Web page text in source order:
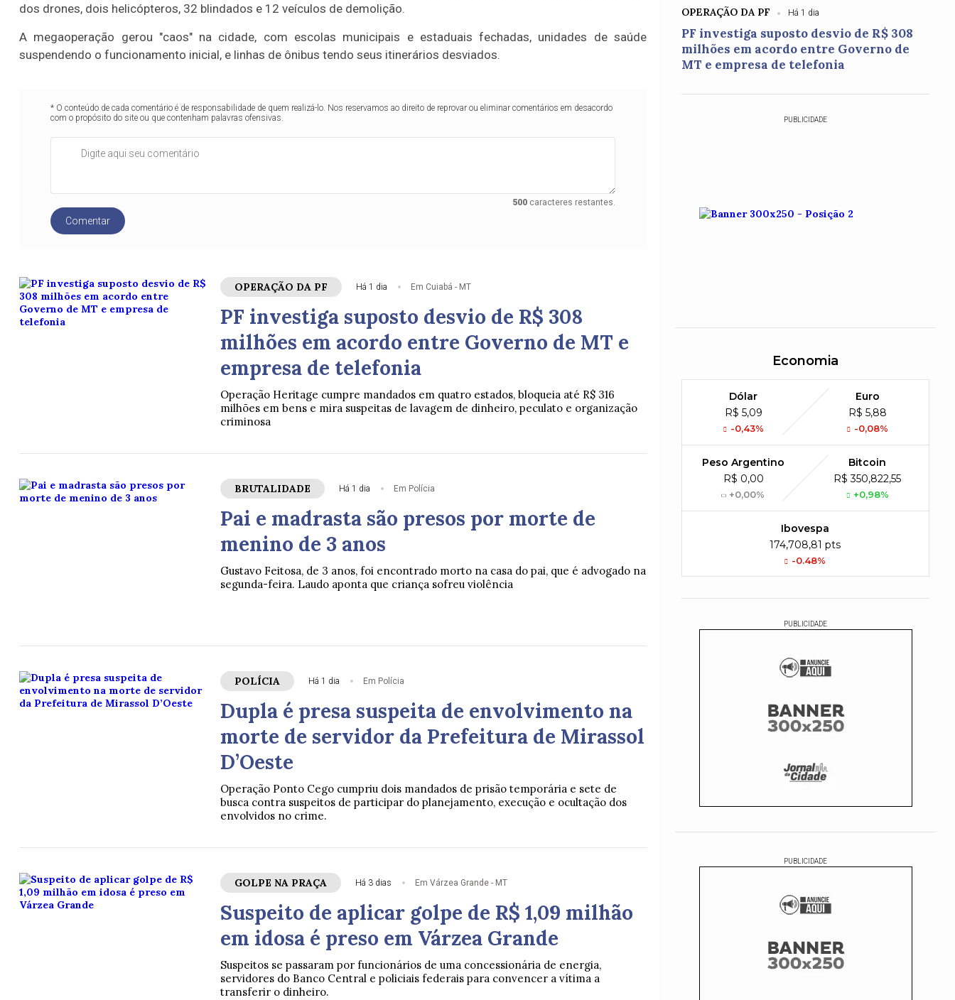
dos drones, dois helicópteros, 32 blindados e 12 veículos de demolição.
A megaoperação gerou "caos" na cidade, com escolas municipais e estaduais fechadas, unidades de saúde
suspendendo o funcionamento inicial, e linhas de ônibus tendo seus itinerários desviados.
* O conteúdo de cada comentário é de responsabilidade de quem realizá-lo. Nos reservamos ao direito de reprovar ou eliminar comentários em desacordo
com o propósito do site ou que contenham palavras ofensivas.
500caracteres restantes.
Comentar
OPERAÇÃO DA PF Há 1 dia Em Cuiabá - MT
PF investiga suposto desvio de R$ 308
milhões em acordo entre Governo de MT e
empresa de telefonia
Operação Heritage cumpre mandados em quatro estados, bloqueia até R$ 316
milhões em bens e mira suspeitas de lavagem de dinheiro, peculato e organização
criminosa
BRUTALIDADE Há 1 dia Em Polícia
Pai e madrasta são presos por morte de
menino de 3 anos
Gustavo Feitosa, de 3 anos, foi encontrado morto na casa do pai, que é advogado na
segunda-feira. Laudo aponta que criança sofreu violência
POLÍCIA Há 1 dia Em Polícia
Dupla é presa suspeita de envolvimento na
morte de servidor da Prefeitura de Mirassol
D’Oeste
Operação Ponto Cego cumpriu dois mandados de prisão temporária e sete de
busca contra suspeitos de participar do planejamento, execução e ocultação dos
envolvidos no crime.
GOLPE NA PRAÇA Há 3 dias Em Várzea Grande - MT
Suspeito de aplicar golpe de R$ 1,09 milhão
em idosa é preso em Várzea Grande
Suspeitos se passaram por funcionários de uma concessionária de energia,
servidores do Banco Central e policiais federais para convencer a vítima a
transferir o dinheiro.
OPERAÇÃO DA PF Há 1 dia
PF investiga suposto desvio de R$ 308
milhões em acordo entre Governo de
MT e empresa de telefonia
PUBLICIDADE
Economia
Dólar
R$ 5,09
-0,43%
Euro
R$ 5,88
-0,08%
Peso Argentino
R$ 0,00
+0,00%
Bitcoin
R$ 350,822,55
+0,98%
Ibovespa
174,708,81 pts
-0.48%
PUBLICIDADE
PUBLICIDADE